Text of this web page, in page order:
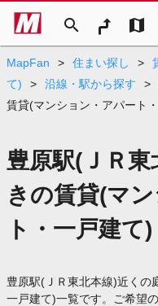
search map
MapFan > 住まい探し >
て)
> 沿線・駅から探す >
賃貸(マンション・アパート
豊原駅(ＪＲ
きの賃貸(マ
ト・一戸建て)
豊原駅(ＪＲ東北本線)近くの
一戸建て)一覧です。ご希望